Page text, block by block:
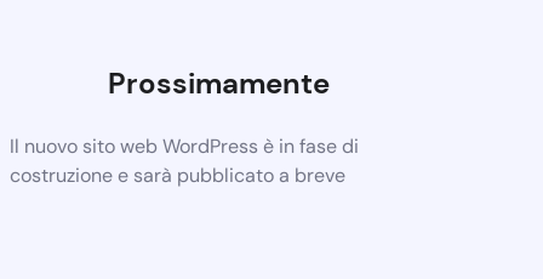
Prossimamente
Il nuovo sito web WordPress è in fase di
costruzione e sarà pubblicato a breve